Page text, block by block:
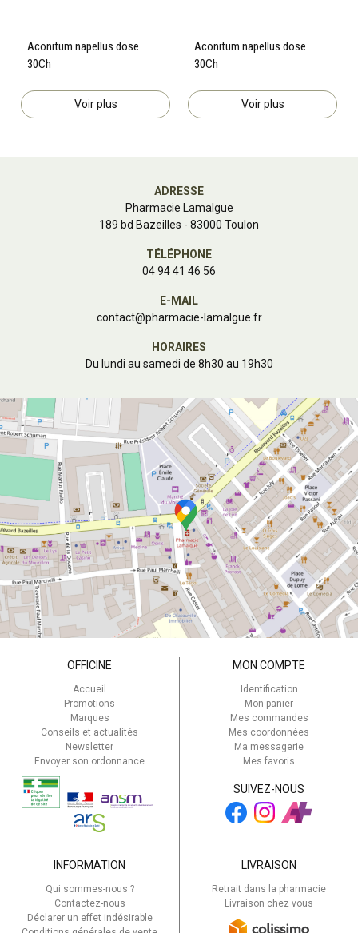
Aconitum napellus dose
30Ch
Voir plus
Aconitum napellus dose
30Ch
Voir plus
ADRESSE
Pharmacie Lamalgue
189 bd Bazeilles - 83000 Toulon
TÉLÉPHONE
04 94 41 46 56
E-MAIL
contact@pharmacie-lamalgue.fr
HORAIRES
Du lundi au samedi de 8h30 au 19h30
OFFICINE
Accueil
Promotions
Marques
Conseils et actualités
Newsletter
Envoyer son ordonnance
MON COMPTE
Identification
Mon panier
Mes commandes
Mes coordonnées
Ma messagerie
Mes favoris
SUIVEZ-NOUS
INFORMATION
Qui sommes-nous ?
Contactez-nous
Déclarer un effet indésirable
LIVRAISON
Retrait dans la pharmacie
Livraison chez vous